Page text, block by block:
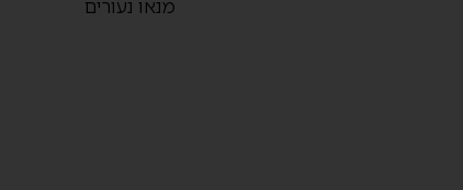
מנאו נעורים